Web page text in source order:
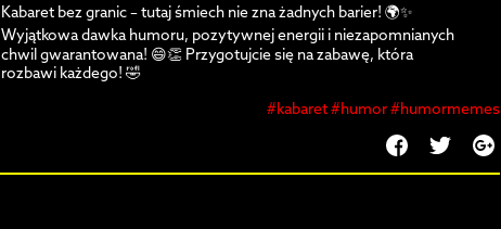
Kabaret bez granic – tutaj śmiech nie zna żadnych barier! 🌍✨
Wyjątkowa dawka humoru, pozytywnej energii i niezapomnianych
chwil gwarantowana! 😄👏 Przygotujcie się na zabawę, która
rozbawi każdego! 🤣
#kabaret #humor #humormemes